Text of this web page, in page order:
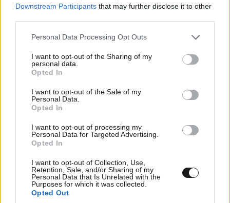
Downstream Participants that may further disclose it to other
Please note that this website/app uses one or more Google
not limited to your visit or usage behaviour. You may click to
grant or deny consent to Google and its third-party tags to
use your data for below specified purposes in below Google
consent section.
Personal Data Processing Opt Outs
I want to opt-out of the Sharing of my
personal data.
Opted In
I want to opt-out of the Sale of my
Personal Data.
Opted In
I want to opt-out of processing my
Personal Data for Targeted Advertising.
Opted In
I want to opt-out of Collection, Use,
Retention, Sale, and/or Sharing of my
Personal Data that Is Unrelated with the
Purposes for which it was collected.
Opted Out
Μυστήριο 3.500 ετών στη Σαντορίνη: Ο έφηβος
που δεν πρόλαβε να ξεφύγει από το τσουνάμι,
ίσως ξαναγράφει την ιστορία της μινωικής